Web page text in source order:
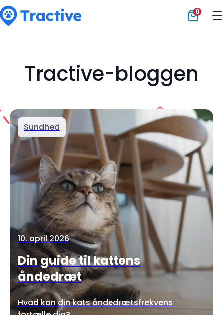
0
Tractive-bloggen
Sundhed
10. april 2026
Din guide til kattens
åndedræt
Hvad kan din kats åndedrætsfrekvens